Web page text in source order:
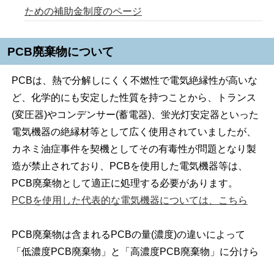
ための補助金制度のページ
PCB廃棄物について
PCBは、熱で分解しにくく不燃性で電気絶縁性が高いな
ど、化学的にも安定した性質を持つことから、トランス
(変圧器)やコンデンサー(蓄電器)、蛍光灯安定器といった
電気機器の絶縁材等として広く使用されていましたが、
カネミ油症事件を契機としてその有毒性が問題となり製
造が禁止されており、PCBを使用した電気機器等は、
PCB廃棄物として適正に処理する必要があります。
PCBを使用した代表的な電気機器については、こちら
PCB廃棄物は含まれるPCBの量(濃度)の違いによって
「低濃度PCB廃棄物」と「高濃度PCB廃棄物」に分けら